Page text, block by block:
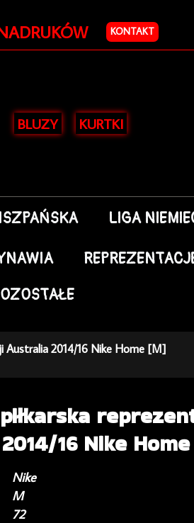
KONTAKT
BLUZY KURTKI
LIGA
Australia 2014/16 Nike Home [M]
16 Nike
Nike
M
72